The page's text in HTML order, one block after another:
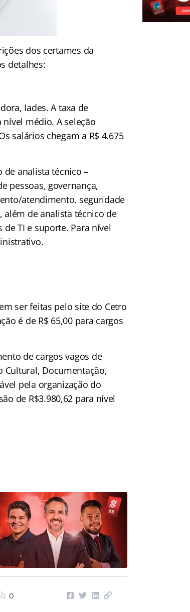
dos certames da
detalhes:
Iades. A taxa de
nível médio. A seleção
salários chegam a R$ 4.675
de analista técnico –
pessoas, governança,
atendimento, seguridade
além de analista técnico de
TI e suporte. Para nível
ser feitas pelo site do Cetro
é de R$ 65,00 para cargos
de cargos vagos de
Cultural, Documentação,
pela organização do
de R$3.980,62 para nível
0